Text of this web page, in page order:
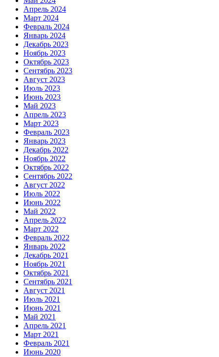
Апрель 2024
Март 2024
Февраль 2024
Январь 2024
Декабрь 2023
Ноябрь 2023
Октябрь 2023
Сентябрь 2023
Август 2023
Июль 2023
Июнь 2023
Май 2023
Апрель 2023
Март 2023
Февраль 2023
Январь 2023
Декабрь 2022
Ноябрь 2022
Октябрь 2022
Сентябрь 2022
Август 2022
Июль 2022
Июнь 2022
Май 2022
Апрель 2022
Март 2022
Февраль 2022
Январь 2022
Декабрь 2021
Ноябрь 2021
Октябрь 2021
Сентябрь 2021
Август 2021
Июль 2021
Июнь 2021
Май 2021
Апрель 2021
Март 2021
Февраль 2021
Июнь 2020